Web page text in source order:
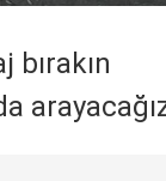
bırakın